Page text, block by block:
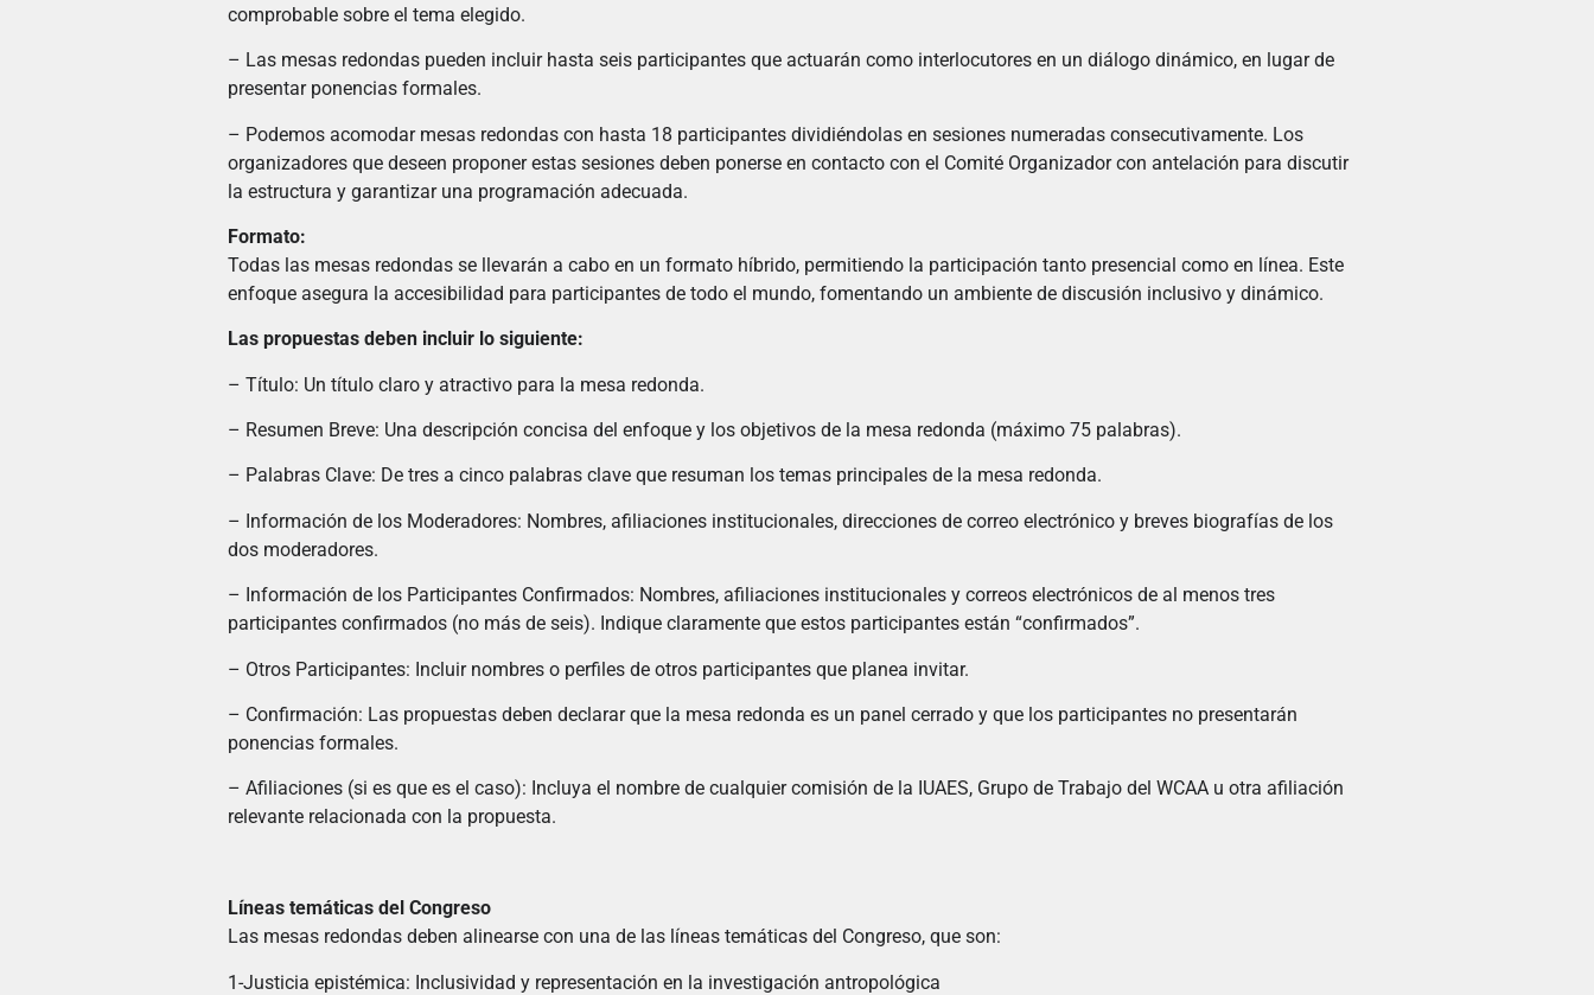
comprobable sobre el tema elegido.
– Las mesas redondas pueden incluir hasta seis participantes que actuarán como interlocutores en un diálogo dinámico, en lugar de
presentar ponencias formales.
– Podemos acomodar mesas redondas con hasta 18 participantes dividiéndolas en sesiones numeradas consecutivamente. Los
organizadores que deseen proponer estas sesiones deben ponerse en contacto con el Comité Organizador con antelación para discutir
la estructura y garantizar una programación adecuada.
Formato:
Todas las mesas redondas se llevarán a cabo en un formato híbrido, permitiendo la participación tanto presencial como en línea. Este
enfoque asegura la accesibilidad para participantes de todo el mundo, fomentando un ambiente de discusión inclusivo y dinámico.
Las propuestas deben incluir lo siguiente:
– Título: Un título claro y atractivo para la mesa redonda.
– Resumen Breve: Una descripción concisa del enfoque y los objetivos de la mesa redonda (máximo 75 palabras).
– Palabras Clave: De tres a cinco palabras clave que resuman los temas principales de la mesa redonda.
– Información de los Moderadores: Nombres, afiliaciones institucionales, direcciones de correo electrónico y breves biografías de los
dos moderadores.
– Información de los Participantes Confirmados: Nombres, afiliaciones institucionales y correos electrónicos de al menos tres
participantes confirmados (no más de seis). Indique claramente que estos participantes están “confirmados”.
– Otros Participantes: Incluir nombres o perfiles de otros participantes que planea invitar.
– Confirmación: Las propuestas deben declarar que la mesa redonda es un panel cerrado y que los participantes no presentarán
ponencias formales.
– Afiliaciones (si es que es el caso): Incluya el nombre de cualquier comisión de la IUAES, Grupo de Trabajo del WCAA u otra afiliación
relevante relacionada con la propuesta.
Líneas temáticas del Congreso
Las mesas redondas deben alinearse con una de las líneas temáticas del Congreso, que son:
1-Justicia epistémica: Inclusividad y representación en la investigación antropológica